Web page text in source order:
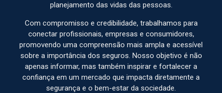
planejamento das vidas das pessoas.
Com compromisso e credibilidade, trabalhamos para
conectar profissionais, empresas e consumidores,
promovendo uma compreensão mais ampla e acessível
sobre a importância dos seguros. Nosso objetivo é não
apenas informar, mas também inspirar e fortalecer a
confiança em um mercado que impacta diretamente a
segurança e o bem-estar da sociedade.